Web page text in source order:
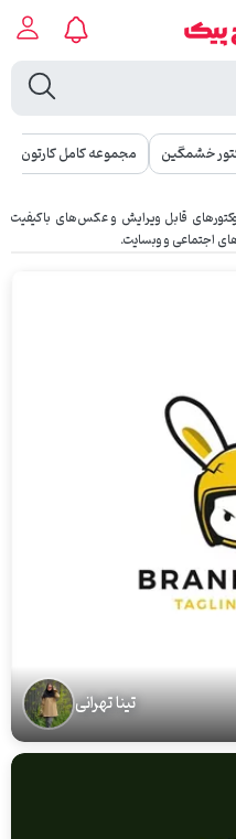
خشمگین
مجموعه کامل کارتون
وکتورهای قابل ویرایش و عکس‌های باکیفیت
اجتماعی و وبسایت.
تینا تهرانی